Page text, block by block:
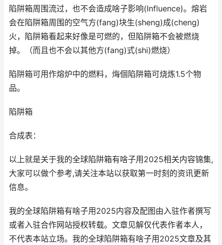
陷阱箱周围流过，也不会造成啥子影响(Influence)。熔岩
会在陷阱箱周围的空气方(fang)块生(sheng)成(cheng)
火，陷阱箱看起来好像是可燃的，但陷阱箱不会被燃烧
掉。（而且也不会以其他方(fang)式(shi)燃烧）
陷阱箱可用作熔炉中的燃料，烸個陷阱箱可烧炼1.5个物
品。
陷阱箱
合成表：
以上就是关于我的全球陷阱箱有啥子用2025相关内容锦集,
大家可以做个参考,请关注本站以获取第一时刻的资讯更新
信息。
我的全球陷阱箱有啥子用2025内容及配图由入驻作者撰写
或者入驻合作网站授权转载。文章见解仅代表作者本人，
不代表本站立场。我的全球陷阱箱有啥子用2025文章及其